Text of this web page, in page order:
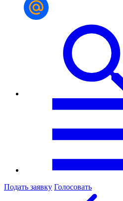
Подать заявку Голосовать